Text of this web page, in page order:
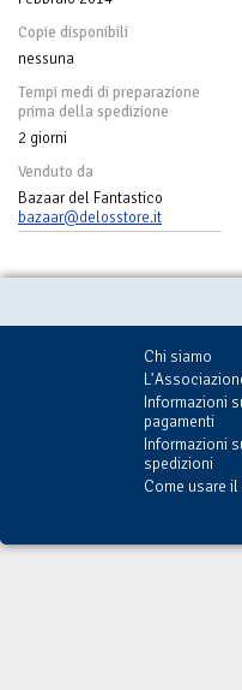
Copie disponibili
nessuna
Tempi medi di preparazione
prima della spedizione
2 giorni
Venduto da
Bazaar del Fantastico
bazaar@delosstore.it
Chi siamo
Informazioni
pagamenti
Informazioni
spedizioni
Come usare